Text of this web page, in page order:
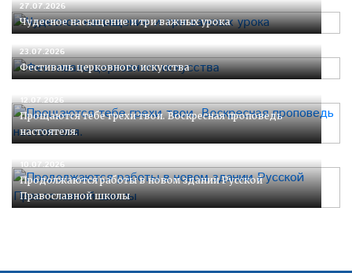
27.07.2026
Чудесное насыщение и три важных урока
23.07.2026
Фестиваль церковного искусства
12.07.2026
Прощаются тебе грехи твои. Воскресная проповедь
настоятеля.
10.07.2026
Продолжаются работы в новом здании Русской
Православной школы